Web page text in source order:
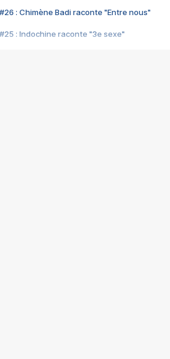
#26 : Chimène Badi raconte "Entre nous"
#25 : Indochine raconte "3e sexe"